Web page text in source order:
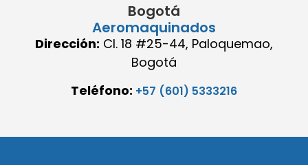
Bogotá
Aeromaquinados
Dirección: Cl. 18 #25-44, Paloquemao,
Bogotá
Teléfono: +57 (601) 5333216